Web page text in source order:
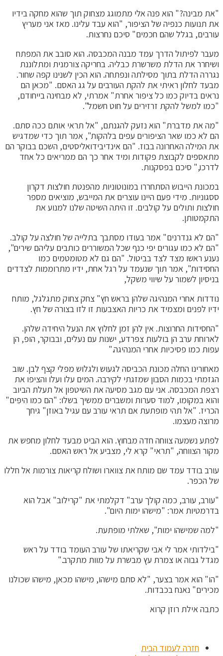
"את מבינה?" הוא פנה אלי מתמוגג מצחוק תוך שהוא מחקה בידיו
את תנועות כנפיה של הציפור, "הוא עבד עלינו. מאז אני מעריץ
עורבים, בגלל שהם חכמים" סיכם נחרצות.
מעבר לפיתול הדרך עמד מבנה המכבסה. הוא סובב את המפתח
ושיחרר את הדלת משרשרת כבליה. בחריקה צורמנית ומתלוננת
נגררה הדלת בתוך מסילתה ונפתחה. הוא הכין לשנינו קפה שחור.
מבעד לחלון ראיתי את להקת העורבים על גג האסם. "מכאן הם
נראים בדיוק כמו כל ציפור אחרת" אמרתי, לא מבחינה בייחודם,
"כמו למשל להקת זרזירים על חוט חשמל".
"מה את מדברת" הוא נזעק להגנתם, "אל תראי אותם ככה סתם.
הם לא כמו שאר הציפורים עפים בלהקות", אמר תוך כדי שמדגיש
את המילה האחרונה בבוז. "הם אינדיבידואליסטים, השכם בבוקר הם
מתאספים לקבוצת פקודות ומיד אחר כך הם ממריאים כל אחד
לדרכו," סיכם בפסקנות.
במכונת הייבוש הסתחררו במונוטוניות מהפנטת חולצות דקרון
ססגוניות. מידי פעם היינו עוצרים את המייבש, מוציאים מספר
חולצות ותולים על קולבים. זו היתה השיטה שלנו למנוע את
התקמטותן.
"הם לא גנדרנים" אמר בעודו מסתבך בתלייה של חולצה על קולב.
"הם לא כמו עגורים יפי כנף שכל המשוררים כותבים עליהם שירים",
נענע ראשו מצד לצד בביטול. "הם גם לא מטומטמים כמו
החסידות", אמר תוך שנעמד על רגל אחת, ידיו מתרוממות לצדדים
בניסיון לשמור על שיווי משקל,
נודדות אחרי המנהיגה שלהן בראש חץ" צחק צחוק מתגלגל, מותח
ידיו לפנים ומצמיד את כריות האצבעות זו לזו בצורה של חץ.
"החסידות החרוצות. אין להן זמן לחלוץ את הנעל היחידה שלהן.
לארוחת ערב הן בולעות צפרדע, ישנות עם נעלים, ובבוקר, הופ, הן
עפות כמו פסיכיות אחרי המנהיגה."
מאחורינו החלה מכונת הכביסה לגעוש ולגלוש מפלי קצף לבן. שוב
הגזמתי בכמות הסבון שמזגתי לקירבה. המים עלו ועלו והציפו את
רצפת המכבסה. אני עם מגב מסיעה את השיטפון אל תעלת הביוב
והוא במקומו, למוד סערות ומשברים ממשיך בשלו: "הם כמו הִיפִּים"
הכריז. "אל תהי מופתעת אם תראי עורב עם עגיל באוזן" גיחך
מרוצה מעצמו.
לפתע נשמעה צווחה חדה מבחוץ. הוא הביט מבעד לחלון מחפש את
מקור הצווחה, "תראי" קרא לי, מצביע אל ראש האסם.
עורב בודד עמד שם מותח את צווארו ושולח קריאות צורמות אל חללו
של הכפר.
"עורב, עורב, כמה קולך ערב" דקלמתי את "קרילוב" אבל הוא
בדרמטיות אמר: "מישהו ימות היום".
"למה שמישהו ימות", שאלתי מופתעת.
"בילדותי אמר לי אבי שקריאתו של עורב העומד בודד על ראש
מגדל גבוה או צמרת עץ מבשרת על מוות מתקרב."
"הו" הוא אמר בצער, "לא סתם מישהו, מישהו מכאן, מישהו שכולנו
מכירים" נאנח בכבדות.
כתבה אילת רוזן קרוא
חזרה לעמוד הבית